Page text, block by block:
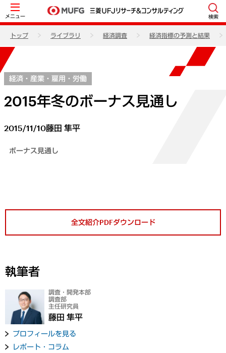
メニュー 検索
トップ ライブラリ 経済調査 経済指標の予測と結果
経済・産業・雇用・労働
2015年冬のボーナス見通し
2015/11/10藤田 隼平
ボーナス見通し
全文紹介PDFダウンロード
執筆者
調査・開発本部
調査部
主任研究員
藤田 隼平
プロフィールを見る
レポート・コラム